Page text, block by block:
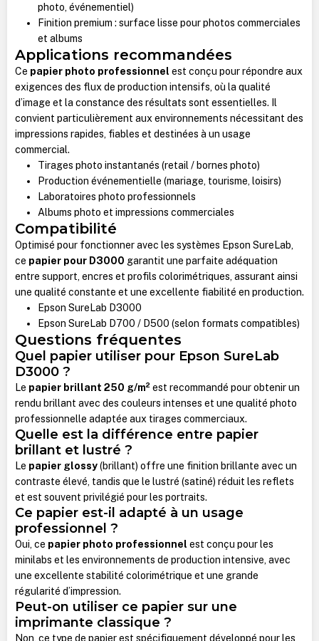
photo, événementiel)
Finition premium : surface lisse pour photos commerciales
et albums
Applications recommandées
Ce papier photo professionnel est conçu pour répondre aux
exigences des flux de production intensifs, où la qualité
d’image et la constance des résultats sont essentielles. Il
convient particulièrement aux environnements nécessitant des
impressions rapides, fiables et destinées à un usage
commercial.
Tirages photo instantanés (retail / bornes photo)
Production événementielle (mariage, tourisme, loisirs)
Laboratoires photo professionnels
Albums photo et impressions commerciales
Compatibilité
Optimisé pour fonctionner avec les systèmes Epson SureLab,
ce papier pour D3000 garantit une parfaite adéquation
entre support, encres et profils colorimétriques, assurant ainsi
une qualité constante et une excellente fiabilité en production.
Epson SureLab D3000
Epson SureLab D700 / D500 (selon formats compatibles)
Questions fréquentes
Quel papier utiliser pour Epson SureLab
D3000 ?
Le papier brillant 250 g/m²est recommandé pour obtenir un
rendu brillant avec des couleurs intenses et une qualité photo
professionnelle adaptée aux tirages commerciaux.
Quelle est la différence entre papier
brillant et lustré ?
Le papier glossy(brillant) offre une finition brillante avec un
contraste élevé, tandis que le lustré (satiné) réduit les reflets
et est souvent privilégié pour les portraits.
Ce papier est-il adapté à un usage
professionnel ?
Oui, ce papier photo professionnel est conçu pour les
minilabs et les environnements de production intensive, avec
une excellente stabilité colorimétrique et une grande
régularité d’impression.
Peut-on utiliser ce papier sur une
imprimante classique ?
Non, ce type de papier est spécifiquement développé pour les